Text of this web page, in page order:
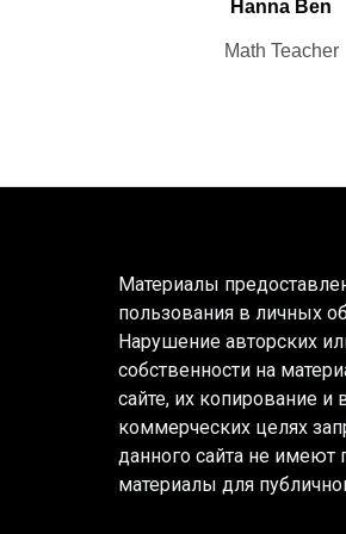
Hanna Ben
Math Teacher
Материалы
пользования в личных
Нарушение авторских
собственности на
сайте, их копирование и
коммерческих целях
данного сайта не имеют
материалы для